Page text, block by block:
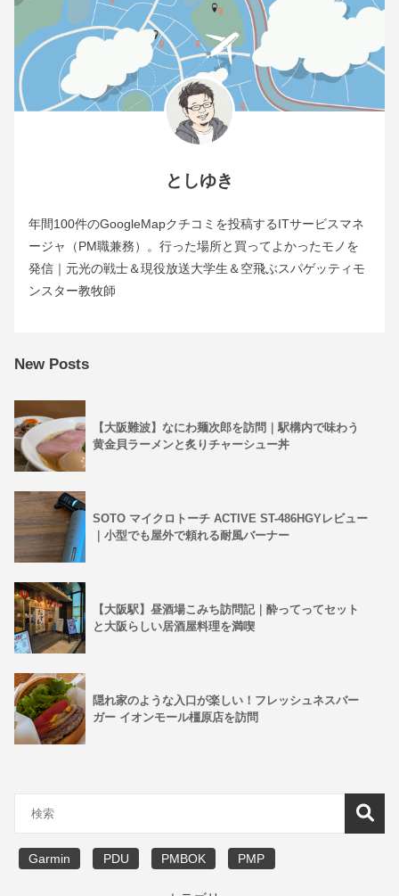
としゆき
年間100件のGoogleMapクチコミを投稿するITサービスマネ
ージャ（PM職兼務）。行った場所と買ってよかったモノを
発信｜元光の戦士＆現役放送大学生＆空飛ぶスパゲッティモ
ンスター教牧師
New Posts
【大阪難波】なにわ麺次郎を訪問｜駅構内で味わう
黄金貝ラーメンと炙りチャーシュー丼
SOTO マイクロトーチ ACTIVE ST-486HGYレビュー
｜小型でも屋外で頼れる耐風バーナー
【大阪駅】昼酒場こみち訪問記｜酔ってってセット
と大阪らしい居酒屋料理を満喫
隠れ家のような入口が楽しい！フレッシュネスバー
ガー イオンモール橿原店を訪問
Garmin PDU PMBOK PMP